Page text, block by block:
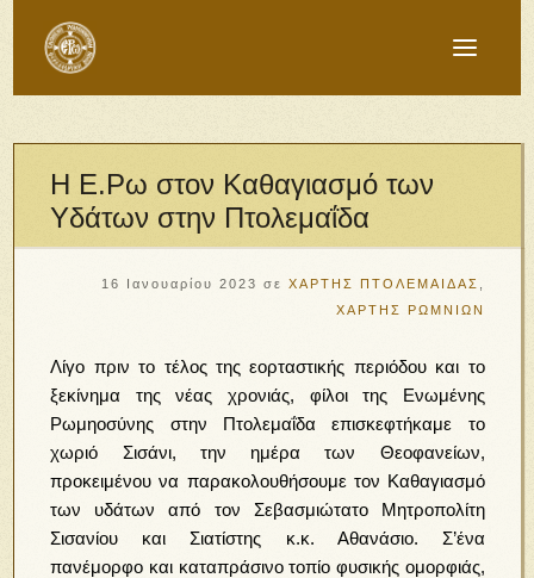
Η Ε.Ρω στον Καθαγιασμό των
Υδάτων στην Πτολεμαΐδα
16 Ιανουαρίου 2023 σε ΧΑΡΤΗΣ ΠΤΟΛΕΜΑΙΔΑΣ
ΧΑΡΤΗΣ ΡΩΜΝΙΩΝ
Λίγο πριν το τέλος της εορταστικής περιόδου και το
ξεκίνημα της νέας χρονιάς, φίλοι της Ενωμένης
Ρωμηοσύνης στην Πτολεμαΐδα επισκεφτήκαμε το
χωριό Σισάνι, την ημέρα των Θεοφανείων,
προκειμένου να παρακολουθήσουμε τον Καθαγιασμό
των υδάτων από τον Σεβασμιώτατο Μητροπολίτη
Σισανίου και Σιατίστης κ.κ. Αθανάσιο. Σ’ένα
πανέμορφο και καταπράσινο τοπίο φυσικής ομορφιάς,